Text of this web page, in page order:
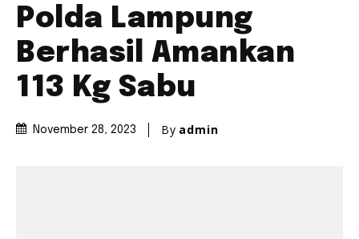
Polda Lampung
Berhasil Amankan
113 Kg Sabu
November 28, 2023 By admin